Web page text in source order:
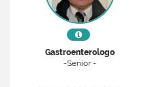
Gastroenterologo
-Senior -